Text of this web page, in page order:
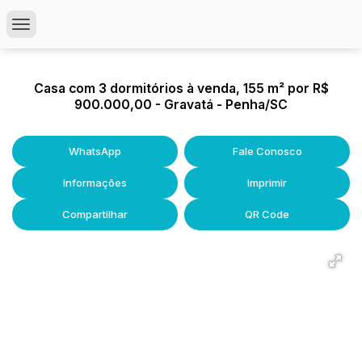
Casa com 3 dormitórios à venda, 155 m² por R$
900.000,00 - Gravatá - Penha/SC
WhatsApp Fale Conosco
Informações Imprimir
Compartilhar QR Code